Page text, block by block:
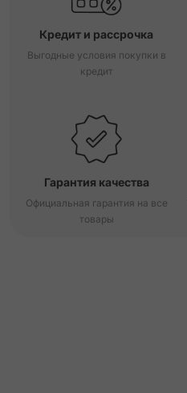
Кредит и рассрочка
Выгодные условия покупки в
кредит
Гарантия качества
Официальная гарантия на все
товары